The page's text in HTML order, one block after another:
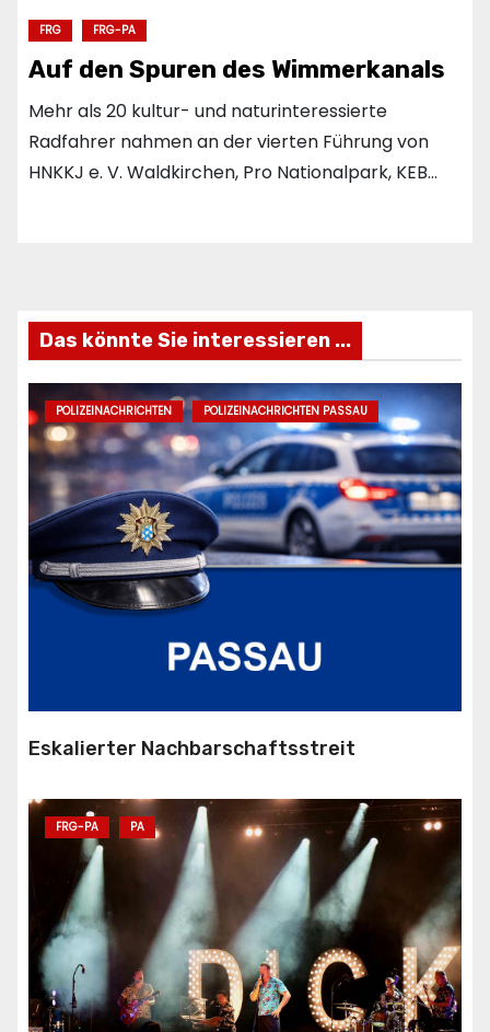
FRG FRG-PA
Auf den Spuren des Wimmerkanals
Mehr als 20 kultur- und naturinteressierte
Radfahrer nahmen an der vierten Führung von
HNKKJ e. V. Waldkirchen, Pro Nationalpark, KEB…
Das könnte Sie interessieren ...
POLIZEINACHRICHTEN POLIZEINACHRICHTEN PASSAU
Eskalierter Nachbarschaftsstreit
FRG-PA PA